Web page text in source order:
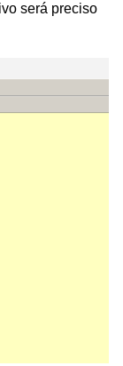
será preciso